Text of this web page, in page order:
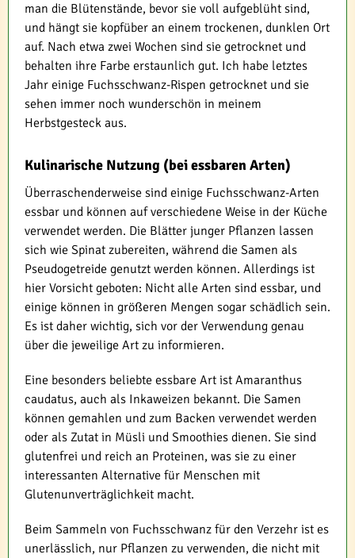
man die Blütenstände, bevor sie voll aufgeblüht sind,
und hängt sie kopfüber an einem trockenen, dunklen Ort
auf. Nach etwa zwei Wochen sind sie getrocknet und
behalten ihre Farbe erstaunlich gut. Ich habe letztes
Jahr einige Fuchsschwanz-Rispen getrocknet und sie
sehen immer noch wunderschön in meinem
Herbstgesteck aus.
Kulinarische Nutzung (bei essbaren Arten)
Überraschenderweise sind einige Fuchsschwanz-Arten
essbar und können auf verschiedene Weise in der Küche
verwendet werden. Die Blätter junger Pflanzen lassen
sich wie Spinat zubereiten, während die Samen als
Pseudogetreide genutzt werden können. Allerdings ist
hier Vorsicht geboten: Nicht alle Arten sind essbar, und
einige können in größeren Mengen sogar schädlich sein.
Es ist daher wichtig, sich vor der Verwendung genau
über die jeweilige Art zu informieren.
Eine besonders beliebte essbare Art ist Amaranthus
caudatus, auch als Inkaweizen bekannt. Die Samen
können gemahlen und zum Backen verwendet werden
oder als Zutat in Müsli und Smoothies dienen. Sie sind
glutenfrei und reich an Proteinen, was sie zu einer
interessanten Alternative für Menschen mit
Glutenunverträglichkeit macht.
Beim Sammeln von Fuchsschwanz für den Verzehr ist es
unerlässlich, nur Pflanzen zu verwenden, die nicht mit